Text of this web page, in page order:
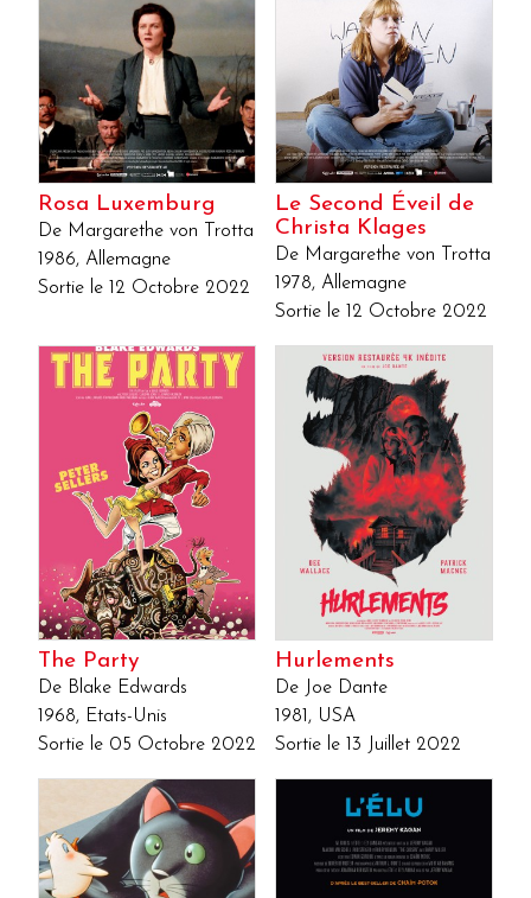
Rosa Luxemburg
De Margarethe von Trotta
1986, Allemagne
Sortie le 12 Octobre 2022
Le Second Éveil de
Christa Klages
De Margarethe von Trotta
1978, Allemagne
Sortie le 12 Octobre 2022
The Party
De Blake Edwards
1968, Etats-Unis
Sortie le 05 Octobre 2022
Hurlements
De Joe Dante
1981, USA
Sortie le 13 Juillet 2022